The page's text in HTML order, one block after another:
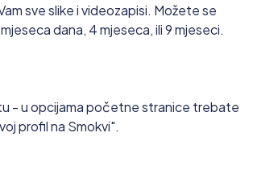
sve slike i videozapisi. Možete se
dana, 4 mjeseca, ili 9 mjeseci.
- u opcijama početne stranice trebate
profil na Smokvi".